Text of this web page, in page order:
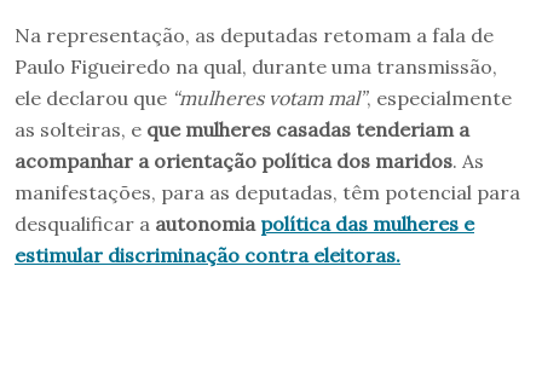
Na representação, as deputadas retomam a fala de
Paulo Figueiredo na qual, durante uma transmissão,
ele declarou que “mulheres votam mal”, especialmente
as solteiras, e que mulheres casadas tenderiam a
acompanhar a orientação política dos maridos. As
manifestações, para as deputadas, têm potencial para
desqualificar a autonomia política das mulheres e
estimular discriminação contra eleitoras.